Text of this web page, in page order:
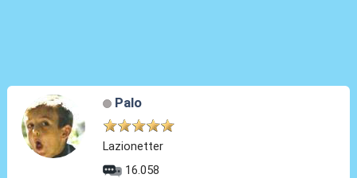
Palo
Lazionetter
16.058